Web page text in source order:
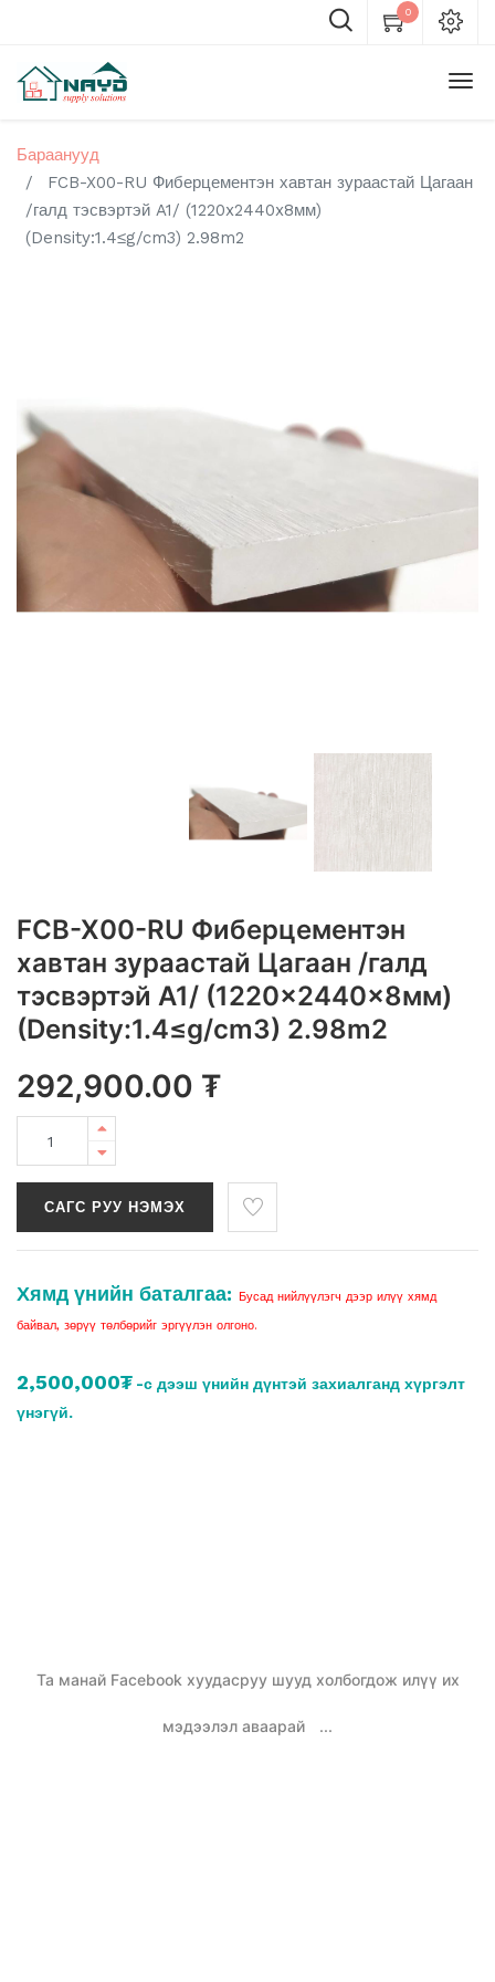
0
Бараанууд
FCB-X00-RU Фиберцементэн хавтан зураастай Цагаан
/галд тэсвэртэй A1/ (1220x2440x8мм)
(Density:1.4≤g/cm3) 2.98m2
FCB-X00-RU Фиберцементэн
хавтан зураастай Цагаан /галд
тэсвэртэй A1/ (1220x2440x8мм)
(Density:1.4≤g/cm3) 2.98m2
292,900.00 ₮
САГС РУУ НЭМЭХ
Хямд үнийн баталгаа: Бусад нийлүүлэгч дээр илүү хямд
байвал, зөрүү төлбөрийг эргүүлэн олгоно.
2,500,000₮ -с дээш үнийн дүнтэй захиалганд хүргэлт
үнэгүй.
Та манай Facebook хуудасруу шууд холбогдож илүү их
мэдээлэл аваарай ...